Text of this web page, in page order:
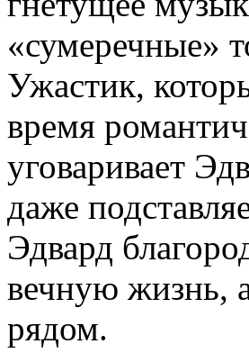
«сумеречные»
Ужастик,
время
уговаривает
даже
Эдвард
вечную жизнь,
рядом.